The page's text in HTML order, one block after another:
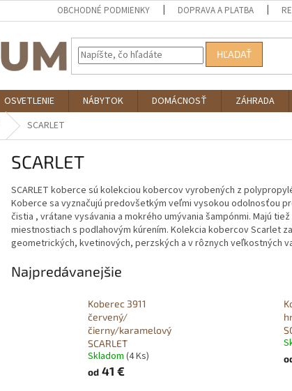
OBCHODNÉ PODMIENKY DOPRAVA A PLATBA
HĽADAŤ
OSVETLENIE NÁBYTOK DOMÁCNOSŤ ZÁHRADA
SCARLET
SCARLET
SCARLET koberce sú kolekciou kobercov vyrobených z
Koberce sa vyznačujú predovšetkým veľmi vysokou odolnosťou
čistia , vrátane vysávania a mokrého umývania šampónmi. Majú
miestnostiach s podlahovým kúrením. Kolekcia kobercov Scarlet
geometrických, kvetinových, perzských a v rôznych veľkostných
Najpredávanejšie
Koberec 3911
červený/
čierny/karamelový
SCARLET
Skladom (4 Ks)
od 41 €